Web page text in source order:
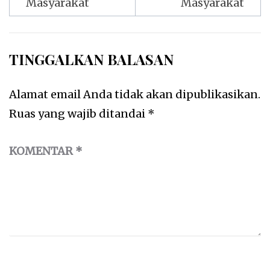
Masyarakat
Masyarakat
TINGGALKAN BALASAN
Alamat email Anda tidak akan dipublikasikan.
Ruas yang wajib ditandai *
KOMENTAR*